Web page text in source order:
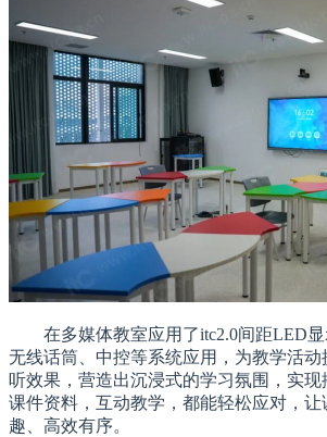
在多媒体教室应用了itc2.0间距LED显
无线话筒、中控等系统应用，为教学活
听效果，营造出沉浸式的学习氛围，实现
课件资料，互动教学，都能轻松应对，
趣、高效有序。